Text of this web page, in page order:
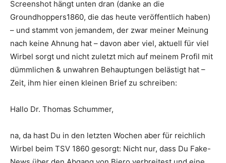
Screenshot hängt unten dran (danke an die
Groundhoppers1860, die das heute veröffentlich haben)
– und stammt von jemandem, der zwar meiner Meinung
nach keine Ahnung hat – davon aber viel, aktuell für viel
Wirbel sorgt und nicht zuletzt mich auf meinem Profil mit
dümmlichen & unwahren Behauptungen belästigt hat –
Zeit, ihm hier einen kleinen Brief zu schreiben:
Hallo Dr. Thomas Schummer,
na, da hast Du in den letzten Wochen aber für reichlich
Wirbel beim TSV 1860 gesorgt: Nicht nur, dass Du Fake-